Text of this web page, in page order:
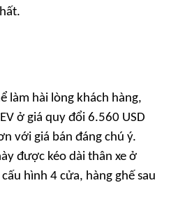
làm hài lòng khách hàng,
ở giá quy đổi 6.560 USD
với giá bán đáng chú ý.
được kéo dài thân xe ở
hình 4 cửa, hàng ghế sau